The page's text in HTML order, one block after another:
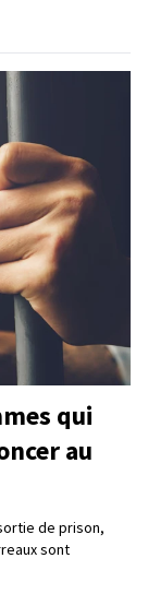
qui
au
de prison,
sont